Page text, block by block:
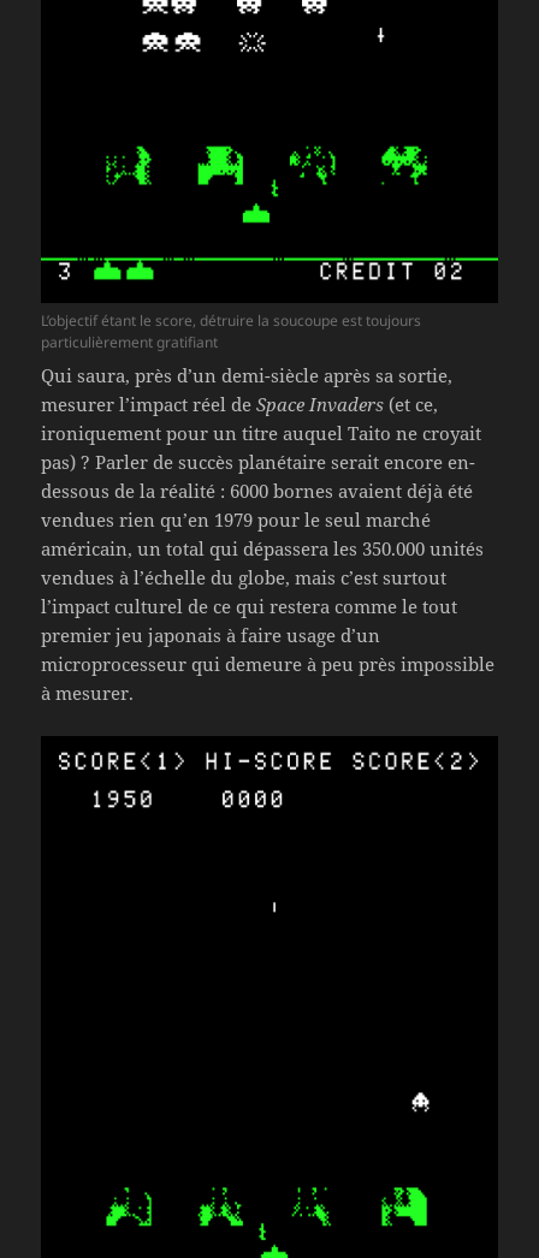
L’objectif étant le score, détruire la soucoupe est toujours
particulièrement gratifiant
Qui saura, près d’un demi-siècle après sa sortie,
mesurer l’impact réel deSpace Invaders (et ce,
ironiquement pour un titre auquel Taito ne croyait
pas) ? Parler de succès planétaire serait encore en-
dessous de la réalité : 6000 bornes avaient déjà été
vendues rien qu’en 1979 pour le seul marché
américain, un total qui dépassera les 350.000 unités
vendues à l’échelle du globe, mais c’est surtout
l’impact culturel de ce qui restera comme le tout
premier jeu japonais à faire usage d’un
microprocesseur qui demeure à peu près impossible
à mesurer.